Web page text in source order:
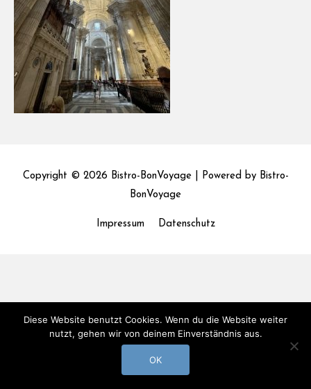
Copyright © 2026 Bistro-BonVoyage| Powered by Bistro-
BonVoyage
Impressum Datenschutz
Diese Website benutzt Cookies. Wenn du die Website weiter
nutzt, gehen wir von deinem Einverständnis aus.
OK